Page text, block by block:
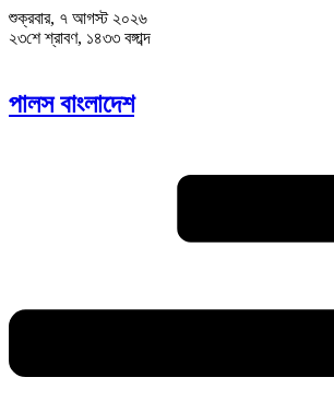
শুক্রবার, ৭ আগস্ট ২০২৬
২৩শে শ্রাবণ, ১৪৩৩ বঙ্গাব্দ
পালস বাংলাদেশ